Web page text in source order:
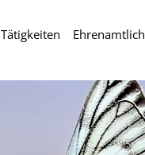
Tätigkeiten Ehrenamtlich